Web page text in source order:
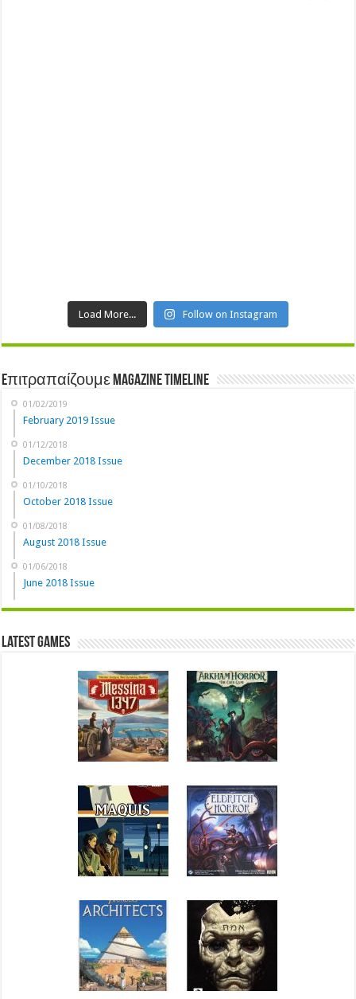
Load More... Follow on Instagram
Eπιτραπαίζουμε Magazine Timeline
01/02/2019
February 2019 Issue
01/12/2018
December 2018 Issue
01/10/2018
October 2018 Issue
01/08/2018
August 2018 Issue
01/06/2018
June 2018 Issue
Latest Games